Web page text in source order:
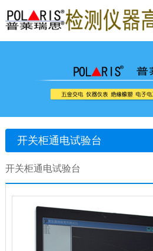
开关柜通电试验台
开关柜通电试验台